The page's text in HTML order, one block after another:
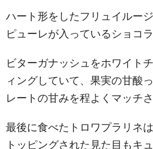
ハート形をしたフリュイルー
ピューレが入っているショコラ
ビターガナッシュをホワイト
ィングしていて、果実の甘酸
レートの甘みを程よくマッチ
最後に食べたトロワプラリネ
トッピングされた見た目もキ